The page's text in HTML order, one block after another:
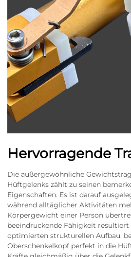
Hervorragende
Die außergewöhnliche
Hüftgelenks zählt zu seinen
Eigenschaften. Es ist darauf
während alltäglicher Aktivitäten
Körpergewicht einer Person
beeindruckende Fähigkeit resultiert
optimierten strukturellen Aufbau,
Oberschenkelkopf perfekt in die